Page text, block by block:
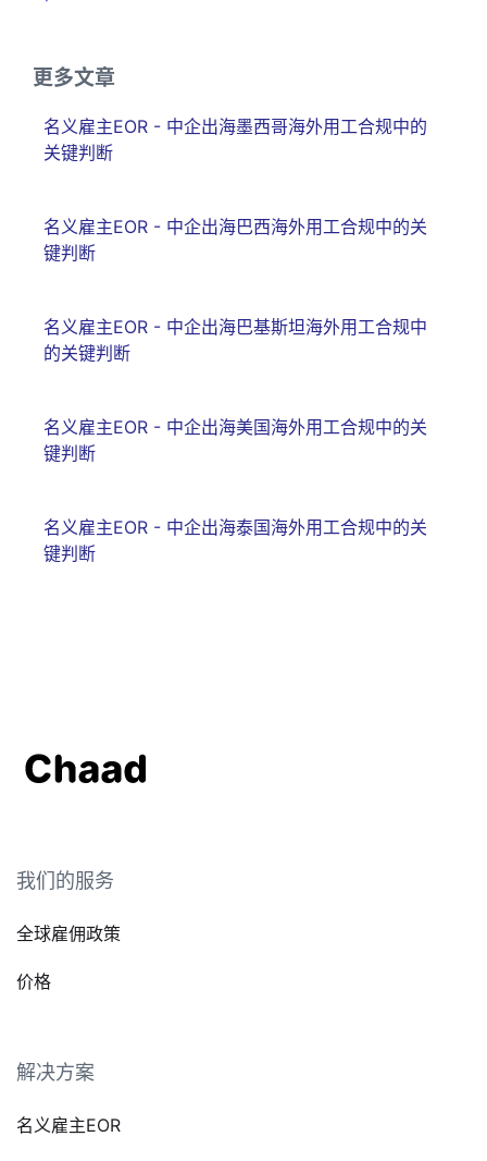
更多文章
名义雇主EOR - 中企出海墨西哥海外用工合规中的
关键判断
名义雇主EOR - 中企出海巴西海外用工合规中的关
键判断
名义雇主EOR - 中企出海巴基斯坦海外用工合规中
的关键判断
名义雇主EOR - 中企出海美国海外用工合规中的关
键判断
名义雇主EOR - 中企出海泰国海外用工合规中的关
键判断
我们的服务
全球雇佣政策
价格
解决方案
名义雇主EOR